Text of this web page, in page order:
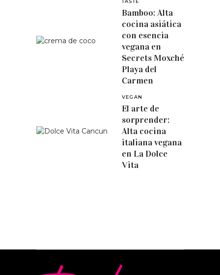
Bamboo: Alta
cocina asiática
con esencia
vegana en
Secrets Moxché
Playa del
Carmen
VEGAN
El arte de
sorprender:
Alta cocina
italiana vegana
en La Dolce
Vita